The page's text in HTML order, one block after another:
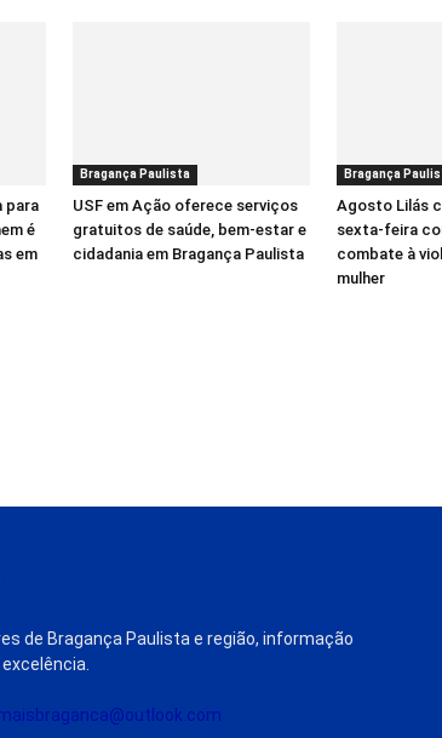
para
é
em
Bragança Paulista
USF em Ação oferece serviços
gratuitos de saúde, bem-estar e
cidadania em Bragança Paulista
Bragança
Agosto Lilás
sexta-feira
combate à
mulher
de Bragança Paulista e região, informação